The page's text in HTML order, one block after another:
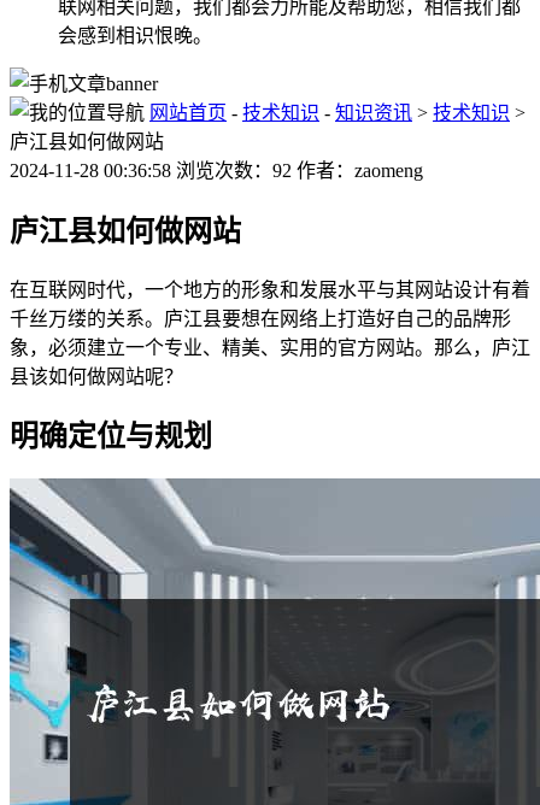
联网相关问题，我们都会力所能及帮助您，相信我们都
会感到相识恨晚。
网站首页 - 技术知识 - 知识资讯 > 技术知识 >
庐江县如何做网站
2024-11-28 00:36:58 浏览次数：92 作者：zaomeng
庐江县如何做网站
在互联网时代，一个地方的形象和发展水平与其网站设计有着
千丝万缕的关系。庐江县要想在网络上打造好自己的品牌形
象，必须建立一个专业、精美、实用的官方网站。那么，庐江
县该如何做网站呢？
明确定位与规划